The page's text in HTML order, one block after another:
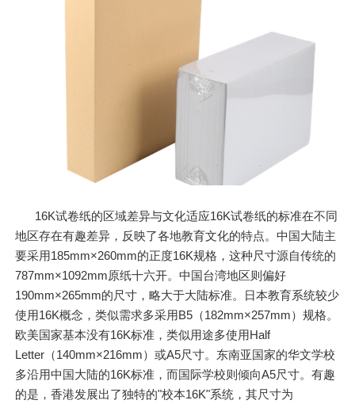
16K试卷纸的区域差异与文化适应16K试卷纸的标准在不同
地区存在有趣差异，反映了各地教育文化的特点。中国大陆主
要采用185mm×260mm的正度16K规格，这种尺寸源自传统的
787mm×1092mm原纸十六开。中国台湾地区则偏好
190mm×265mm的尺寸，略大于大陆标准。日本教育系统较少
使用16K概念，类似需求多采用B5（182mm×257mm）规格。
欧美国家基本没有16K标准，类似用途多使用Half
Letter（140mm×216mm）或A5尺寸。东南亚国家的华文学校
多沿用中国大陆的16K标准，而国际学校则倾向A5尺寸。有趣
的是，香港发展出了独特的"校本16K"系统，其尺寸为